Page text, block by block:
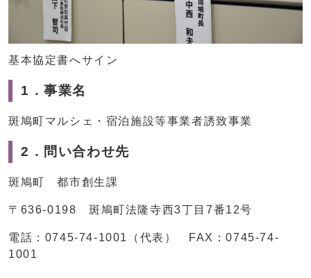
基本協定書へサイン
1．事業名
斑鳩町マルシェ・宿泊施設等事業者誘致事業
2．問い合わせ先
斑鳩町 都市創生課
〒636-0198 斑鳩町法隆寺西3丁目7番12号
電話：0745-74-1001（代表） FAX：0745-74-
1001